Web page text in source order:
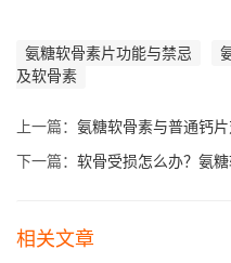
氨糖软骨素片功能与禁忌
及软骨素
上一篇： 氨糖软骨素与普通钙
下一篇： 软骨受损怎么办？氨
相关文章